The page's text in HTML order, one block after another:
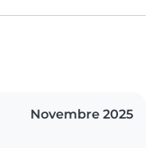
Novembre 2025